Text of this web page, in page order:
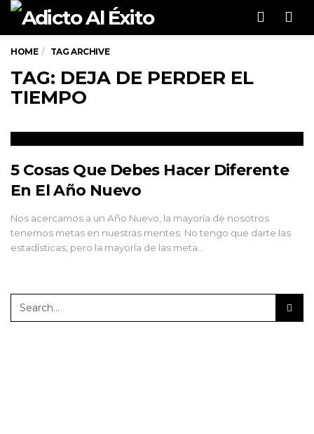
HOME TAG ARCHIVE
TAG: DEJA DE PERDER EL
TIEMPO
5 Cosas Que Debes Hacer Diferente
En El Año Nuevo
Nos acercamos a un Año Nuevo, la mayoría de nosotros
tenemos metas en nuestras mentes. No tengo que darte las
estadísticas, pero la mayoría de las meta…